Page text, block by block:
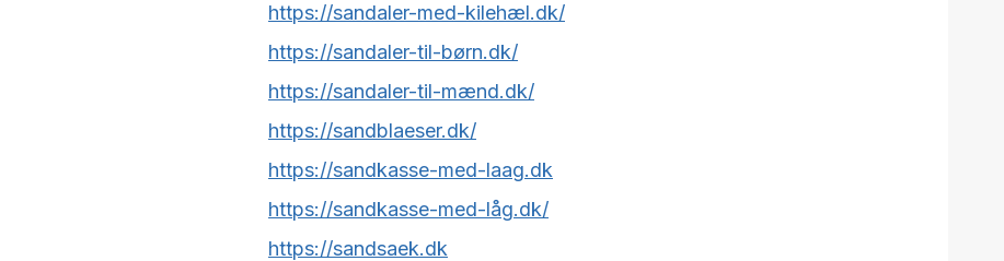
https://sandaler-med-kilehæl.dk/
https://sandaler-til-børn.dk/
https://sandaler-til-mænd.dk/
https://sandblaeser.dk/
https://sandkasse-med-laag.dk
https://sandkasse-med-låg.dk/
https://sandsaek.dk